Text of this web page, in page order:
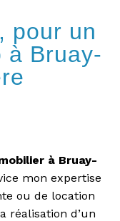
pour un
à Bruay-
à Bruay-
mon expertise
ou de location
réalisation d’un